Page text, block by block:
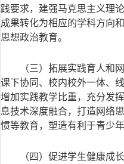
践要求，建强马克思主义理
成果转化为相应的学科方向
思想政治教育。
（三）拓展实践育人和
课下协同、校内校外一体、
增加实践教学比重，充分发
息技术深度融合，打造网络
惯等教育，塑造有利于青少
（四）促进学生健康成